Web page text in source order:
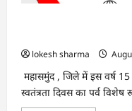
कार्यशाला
आयोजित
lokesh sharma
महासमुंद , जिले में इस वर्ष
स्वतंत्रता दिवस का पर्व